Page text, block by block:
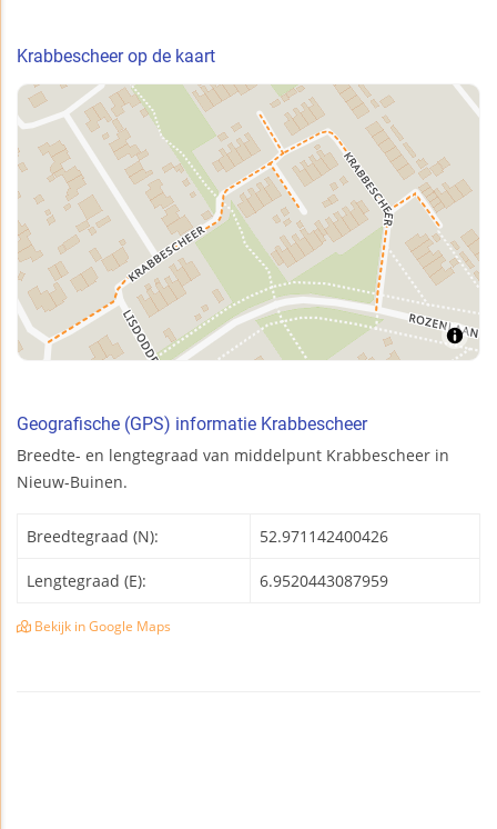
Krabbescheer op de kaart
Geografische (GPS) informatie Krabbescheer
Breedte- en lengtegraad van middelpunt Krabbescheer in
Nieuw-Buinen.
Breedtegraad (N): 52.971142400426
Lengtegraad (E): 6.9520443087959
Bekijk in Google Maps